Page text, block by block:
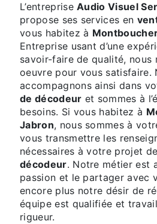
L’entrepriseAudio Visuel
propose ses services en
vous habitez à
Entreprise usant d’une
savoir-faire de qualité, nous
oeuvre pour vous satisfaire.
accompagnons ainsi dans
de décodeur et sommes à
besoins. Si vous habitez à
Jabron, nous sommes à
vous transmettre les
nécessaires à votre projet de
décodeur. Notre métier est
passion et le partager avec
encore plus notre désir de
équipe est qualifiée et
rigueur.